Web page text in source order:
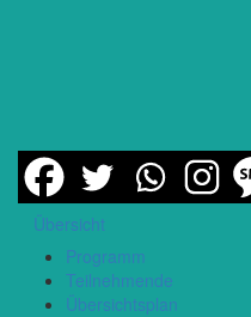
Übersicht
Programm
Teilnehmende
Übersichtsplan